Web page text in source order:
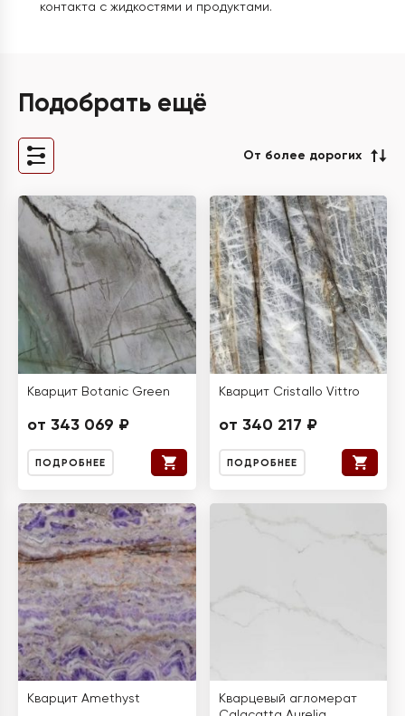
контакта с жидкостями и продуктами.
Подобрать ещё
От более дорогих
Кварцит Botanic Green
от 343 069 ₽
ПОДРОБНЕЕ
Кварцит Cristallo Vittro
от 340 217 ₽
ПОДРОБНЕЕ
Кварцит Amethyst
Кварцевый агломерат